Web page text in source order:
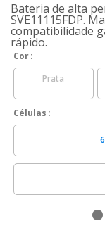
Bateria de alta
SVE11115FDP.
compatibilidade
rápido.
Cor
Prata
Células